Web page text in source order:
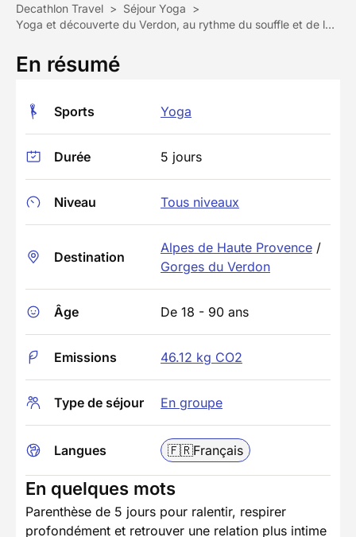
Decathlon Travel > Séjour Yoga >
Yoga et découverte du Verdon, au rythme du souffle et de la nature
En résumé
Sports Yoga
Durée 5 jours
Niveau Tous niveaux
Destination
Alpes de Haute Provence /
Gorges du Verdon
Âge De 18 - 90 ans
Emissions 46.12 kg CO2
Type de séjour En groupe
Langues 🇫🇷Français
En quelques mots
Parenthèse de 5 jours pour ralentir, respirer
profondément et retrouver une relation plus intime